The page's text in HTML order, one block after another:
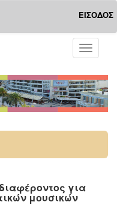
ΕΙΣΟΔΟΣ
Toggle
για
μουσικών